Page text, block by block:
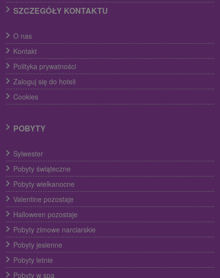
SZCZEGÓŁY KONTAKTU
O nas
Kontakt
Polityka prywatności
Zaloguj się do hoteli
Cookies
POBYTY
Sylwester
Pobyty świąteczne
Pobyty wielkanocne
Valentine pozostaje
Halloween pozostaje
Pobyty zimowe narciarskie
Pobyty jesienne
Pobyty letnie
Pobyty w spa